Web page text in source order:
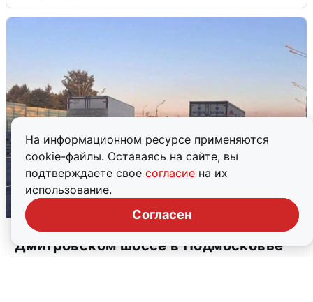
На информационном ресурсе применяются
cookie-файлы. Оставаясь на сайте, вы
подтверждаете свое согласие на их
использование.
Согласен
Пять машин столкнулись на
Дмитровском шоссе в Подмосковье